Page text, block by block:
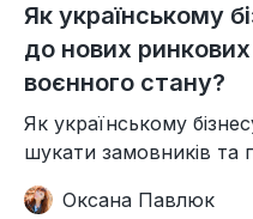
Як українському
до нових
воєнного стану?
Як українському
шукати замовників та
до виходу на
Оксана Павлюк